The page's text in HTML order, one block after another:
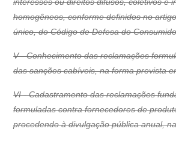
homogêneos, conforme definidos no
único, do Código de Defesa do
V - Conhecimento das reclamações
das sanções cabíveis, na forma prevista
VI - Cadastramento das reclamações
formuladas contra fornecedores de
procedendo à divulgação pública anual,